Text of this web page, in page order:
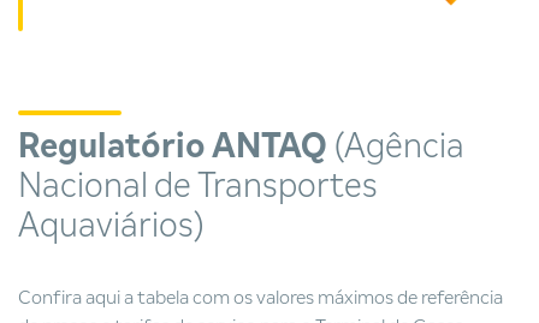
Regulatório ANTAQ (Agência
Nacional de Transportes
Aquaviários)
Confira aqui a tabela com os valores máximos de referência